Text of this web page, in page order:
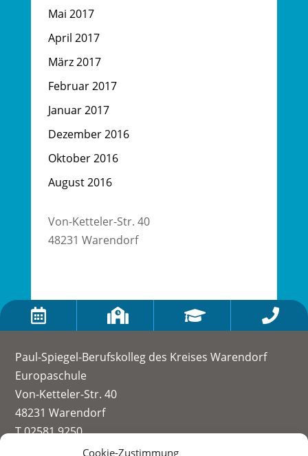
Cookie-Zustimmung
Mai 2017
April 2017
März 2017
Februar 2017
Januar 2017
Dezember 2016
Oktober 2016
August 2016
Von-Ketteler-Str. 40
48231 Warendorf
   
Paul-Spiegel-Berufskolleg des Kreises Warendorf
Europaschule
Von-Ketteler-Str. 40
48231 Warendorf
T 02581 9250
info@paul-spiegel-berufskolleg.eu